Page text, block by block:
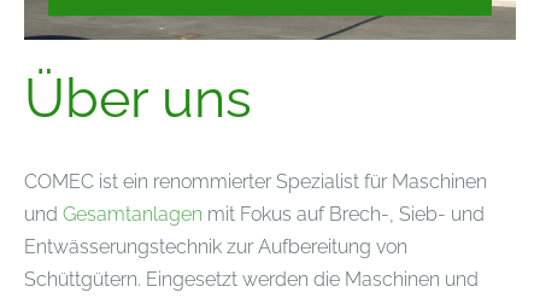
Über uns
COMEC ist ein renommierter Spezialist für Maschinen
und Gesamtanlagen mit Fokus auf Brech-, Sieb- und
Entwässerungstechnik zur Aufbereitung von
Schüttgütern. Eingesetzt werden die Maschinen und